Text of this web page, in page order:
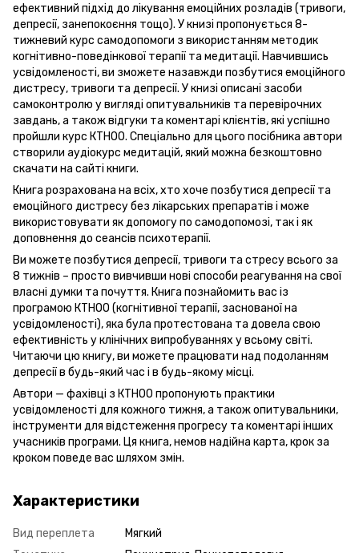
ефективний підхід до лікування емоційних розладів (тривоги,
депресії, занепокоєння тощо). У книзі пропонується 8-
тижневий курс самодопомоги з використанням методик
когнітивно-поведінкової терапії та медитації. Навчившись
усвідомленості, ви зможете назавжди позбутися емоційного
дистресу, тривоги та депресії. У книзі описані засоби
самоконтролю у вигляді опитувальників та перевірочних
завдань, а також відгуки та коментарі клієнтів, які успішно
пройшли курс КТНОО. Спеціально для цього посібника автори
створили аудіокурс медитацій, який можна безкоштовно
скачати на сайті книги.
Книга розрахована на всіх, хто хоче позбутися депресії та
емоційного дистресу без лікарських препаратів і може
використовувати як допомогу по самодопомозі, так і як
доповнення до сеансів психотерапії.
Ви можете позбутися депресії, тривоги та стресу всього за
8 тижнів – просто вивчивши нові способи реагування на свої
власні думки та почуття. Книга познайомить вас із
програмою КТНОО (когнітивної терапії, заснованої на
усвідомленості), яка була протестована та довела свою
ефективність у клінічних випробуваннях у всьому світі.
Читаючи цю книгу, ви можете працювати над подоланням
депресії в будь-який час і в будь-якому місці.
Автори — фахівці з КТНОО пропонують практики
усвідомленості для кожного тижня, а також опитувальники,
інструменти для відстеження прогресу та коментарі інших
учасників програми. Ця книга, немов надійна карта, крок за
кроком поведе вас шляхом змін.
Характеристики
Вид переплета
Мягкий